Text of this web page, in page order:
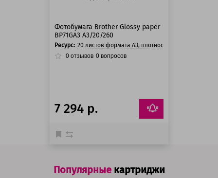
Фотобумага Brother Glossy paper
BP71GA3 A3/20/260
Ресурс: 20 листов формата А3, плотность 260 г/м²
0 отзывов 0 вопросов
7 294 р.
Популярныекартриджи